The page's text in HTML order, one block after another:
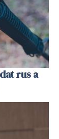
rus a